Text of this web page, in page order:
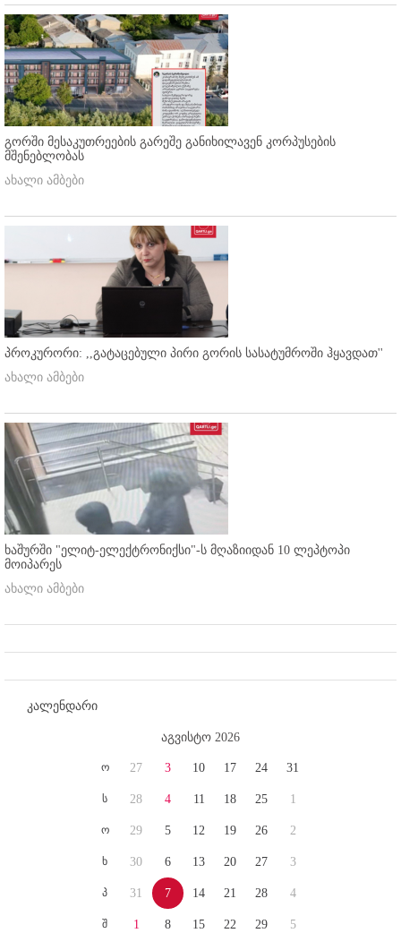
გორში მესაკუთრეების გარეშე განიხილავენ კორპუსების
მშენებლობას
ახალი ამბები
პროკურორი: ,,გატაცებული პირი გორის სასატუმროში ჰყავდათ''
ახალი ამბები
ხაშურში "ელიტ-ელექტრონიქსი"-ს მღაზიიდან 10 ლეპტოპი
მოიპარეს
ახალი ამბები
კალენდარი
აგვისტო 2026
ო
ს
ო
ხ
პ
შ
27
28
29
30
31
1
3
4
5
6
7
8
10
11
12
13
14
15
17
18
19
20
21
22
24
25
26
27
28
29
31
1
2
3
4
5